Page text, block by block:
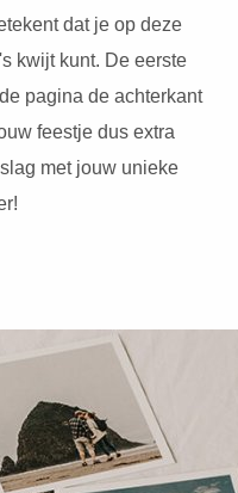
dat je op deze
kwijt kunt. De eerste
pagina de achterkant
feestje dus extra
met jouw unieke